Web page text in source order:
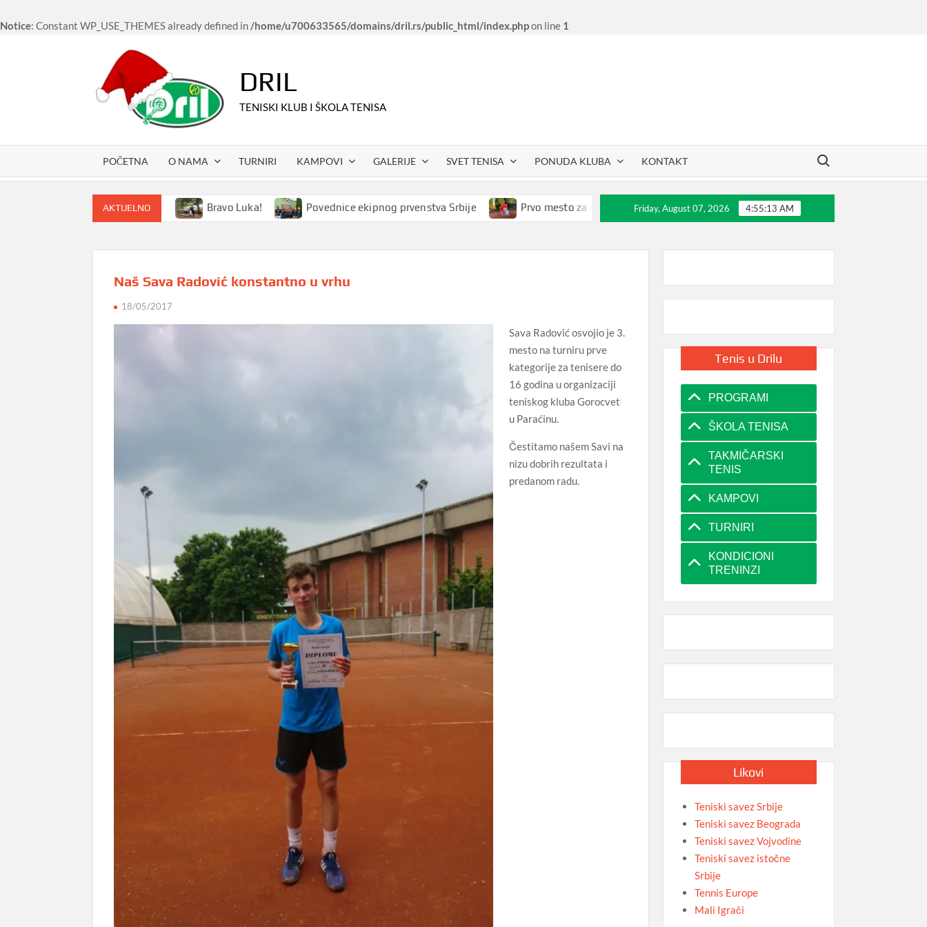
Notice: Constant WP_USE_THEMES already defined in/home/u700633565/domains/dril.rs/public_html/index.phpon line 1
DRIL
TENISKI KLUB I ŠKOLA TENISA
POČETNA O NAMA TURNIRI KAMPOVI GALERIJE SVET TENISA PONUDA KLUBA KONTAKT
Search for:
AKTUELNO
kampovi i u 2024. godini Bravo Luka! Povednice ekipnog prvenstva Srbije Prvo mesto za našeg Petra Rakovića 30 godina Dril-a
Friday, August 07, 2026 4:55:13 AM
Naš Sava Radović konstantno u vrhu
18/05/2017
Sava Radović osvojio je 3.
mesto na turniru prve
kategorije za tenisere do
16 godina u organizaciji
teniskog kluba Gorocvet
u Paraćinu.
Čestitamo našem Savi na
nizu dobrih rezultata i
predanom radu.
Tenis u Drilu
PROGRAMI
ŠKOLA TENISA
TAKMIČARSKI
TENIS
KAMPOVI
TURNIRI
KONDICIONI
TRENINZI
Likovi
Teniski savez Srbije
Teniski savez Beograda
Teniski savez Vojvodine
Teniski savez istočne
Srbije
Tennis Europe
Mali Igrači